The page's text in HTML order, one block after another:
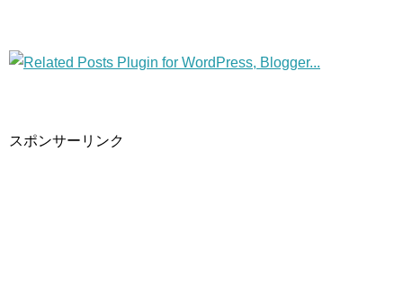
スポンサーリンク